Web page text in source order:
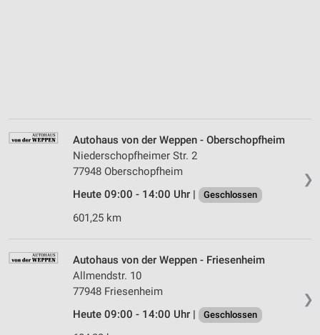
❯
Autohaus von der Weppen - Oberschopfheim
Niederschopfheimer Str. 2
77948 Oberschopfheim
Heute 09:00 - 14:00 Uhr |
Geschlossen
601,25 km
❯
Autohaus von der Weppen - Friesenheim
Allmendstr. 10
77948 Friesenheim
Heute 09:00 - 14:00 Uhr |
Geschlossen